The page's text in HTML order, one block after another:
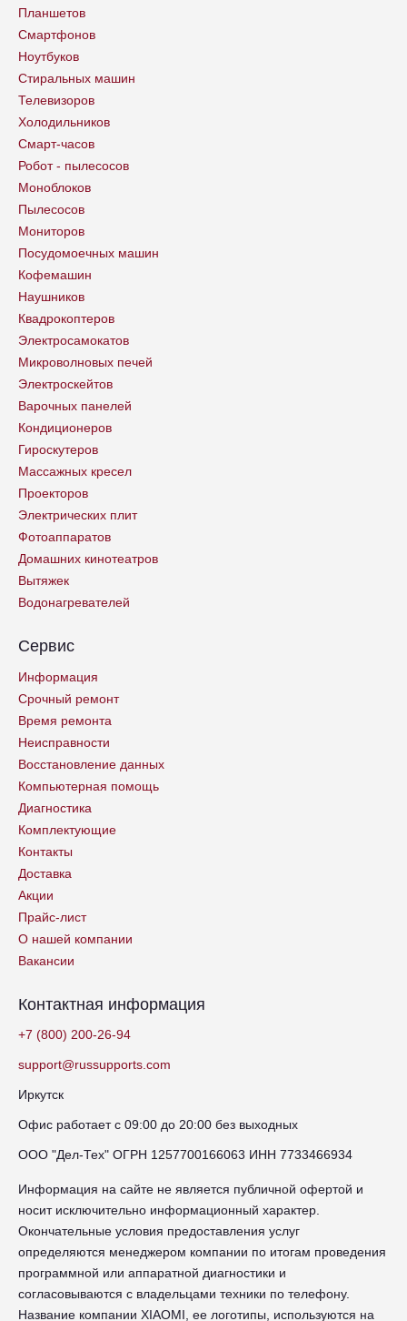
Планшетов
Смартфонов
Ноутбуков
Стиральных машин
Телевизоров
Холодильников
Смарт-часов
Робот - пылесосов
Моноблоков
Пылесосов
Мониторов
Посудомоечных машин
Кофемашин
Наушников
Квадрокоптеров
Электросамокатов
Микроволновых печей
Электроскейтов
Варочных панелей
Кондиционеров
Гироскутеров
Массажных кресел
Проекторов
Электрических плит
Фотоаппаратов
Домашних кинотеатров
Вытяжек
Водонагревателей
Сервис
Информация
Срочный ремонт
Время ремонта
Неисправности
Восстановление данных
Компьютерная помощь
Диагностика
Комплектующие
Контакты
Доставка
Акции
Прайс-лист
О нашей компании
Вакансии
Контактная информация
+7 (800) 200-26-94
support@russupports.com
Иркутск
Офис работает с 09:00 до 20:00 без выходных
ООО "Дел-Тех" ОГРН 1257700166063 ИНН 7733466934
Информация на сайте не является публичной офертой и
носит исключительно информационный характер.
Окончательные условия предоставления услуг
определяются менеджером компании по итогам проведения
программной или аппаратной диагностики и
согласовываются с владельцами техники по телефону.
Название компании XIAOMI, ее логотипы, используются на